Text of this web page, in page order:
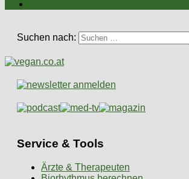
Suchen nach:
Service & Tools
Ärzte & Therapeuten